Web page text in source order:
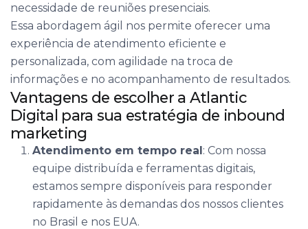
necessidade de reuniões presenciais.
Essa abordagem ágil nos permite oferecer uma
experiência de atendimento eficiente e
personalizada, com agilidade na troca de
informações e no acompanhamento de resultados.
Vantagens de escolher a Atlantic
Digital para sua estratégia de inbound
marketing
Atendimento em tempo real: Com nossa
equipe distribuída e ferramentas digitais,
estamos sempre disponíveis para responder
rapidamente às demandas dos nossos clientes
no Brasil e nos EUA.